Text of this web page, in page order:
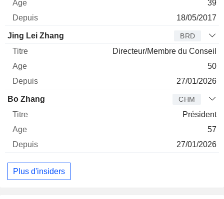
39
18/05/2017
Jing Lei Zhang BRD
Directeur/Membre du Conseil
50
27/01/2026
Bo Zhang CHM
Président
57
27/01/2026
Plus d'insiders